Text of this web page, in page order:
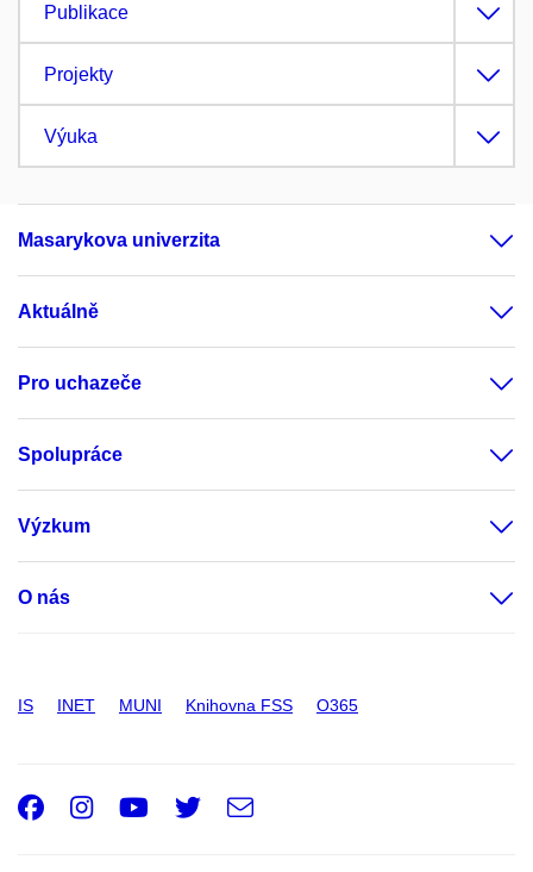
Publikace
Projekty
Výuka
Masarykova univerzita
Aktuálně
Pro uchazeče
Spolupráce
Výzkum
O nás
IS INET MUNI Knihovna FSS O365
Facebook
Instagram
Youtube
Twitter
e-